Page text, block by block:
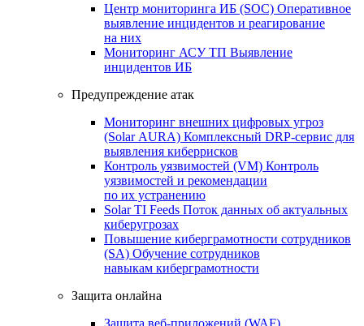
Центр мониторинга ИБ (SOC) Оперативное
выявление инцидентов и реагирование
на них
Мониторинг АСУ ТП Выявление
инцидентов ИБ
Предупреждение атак
Мониторинг внешних цифровых угроз
(Solar AURA) Комплексный DRP-сервис для
выявления киберрисков
Контроль уязвимостей (VM) Контроль
уязвимостей и рекомендации
по их устранению
Solar TI Feeds Поток данных об актуальных
киберугрозах
Повышение киберграмотности сотрудников
(SA) Обучение сотрудников
навыкам киберграмотности
Защита онлайна
Защита веб-приложений (WAF)